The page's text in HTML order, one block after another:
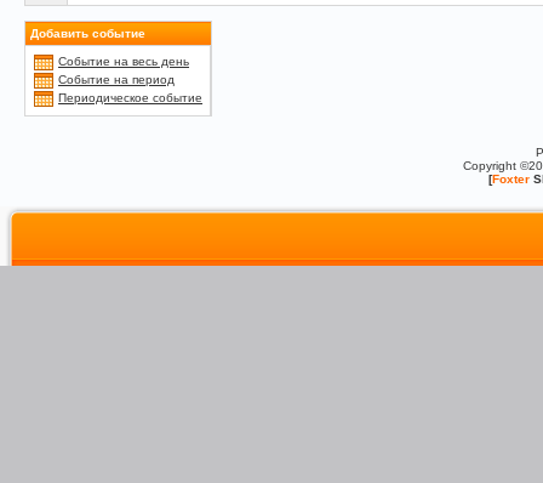
Добавить событие
Событие на весь день
Событие на период
Периодическое событие
Copyright
[Foxter